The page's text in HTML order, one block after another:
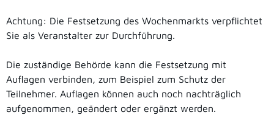
Achtung: Die Festsetzung des Wochenmarkts verpflichtet
Sie als Veranstalter zur Durchführung.
Die zuständige Behörde kann die Festsetzung mit
Auflagen verbinden, zum Beispiel zum Schutz der
Teilnehmer. Auflagen können auch noch nachträglich
aufgenommen, geändert oder ergänzt werden.